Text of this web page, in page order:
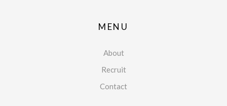
MENU
About
Recruit
Contact